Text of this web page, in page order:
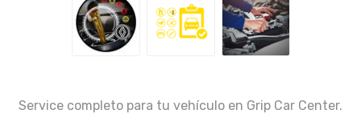
Service completo para tu vehículo en Grip Car Center.